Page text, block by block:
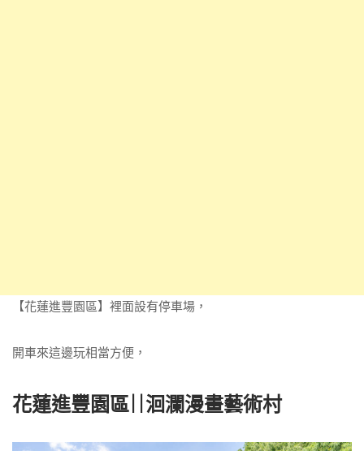
【花蓮進豐園區】裡面設有停車場，
開車來這邊玩相當方便，
花蓮進豐園區||洄瀾漫畫藝術村